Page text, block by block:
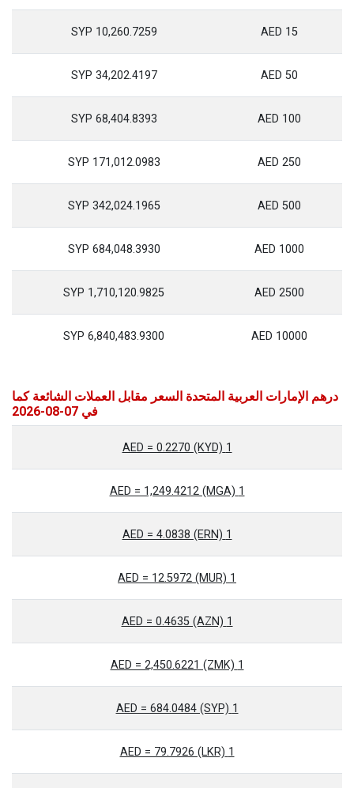
15 AED
10,260.7259 SYP
50 AED
34,202.4197 SYP
100 AED
68,404.8393 SYP
250 AED
171,012.0983 SYP
500 AED
342,024.1965 SYP
1000 AED
684,048.3930 SYP
2500 AED
1,710,120.9825 SYP
10000 AED
6,840,483.9300 SYP
درهم الإمارات العربية المتحدة السعر مقابل العملات الشائعة كما
في 07-08-2026
1 AED = 0.2270 (KYD)
1 AED = 1,249.4212 (MGA)
1 AED = 4.0838 (ERN)
1 AED = 12.5972 (MUR)
1 AED = 0.4635 (AZN)
1 AED = 2,450.6221 (ZMK)
1 AED = 684.0484 (SYP)
1 AED = 79.7926 (LKR)